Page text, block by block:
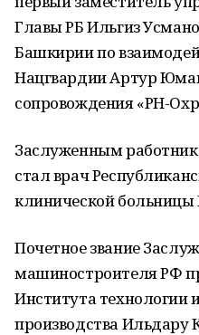
Главы РБ Ильгиз
Башкирии по
Нацгвардии Артур
сопровождения «РН-
Заслуженным
стал врач
клинической
Почетное звание
машиностроителя РФ
Института технологии
производства Ильдару